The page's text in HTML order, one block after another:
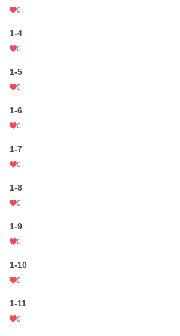
週間ポイント
月間ポイント
年間ポイント
累計ポイント
0
1-4
0
1-5
0
1-6
0
1-7
0
1-8
0
1-9
0
1-10
0
1-11
0